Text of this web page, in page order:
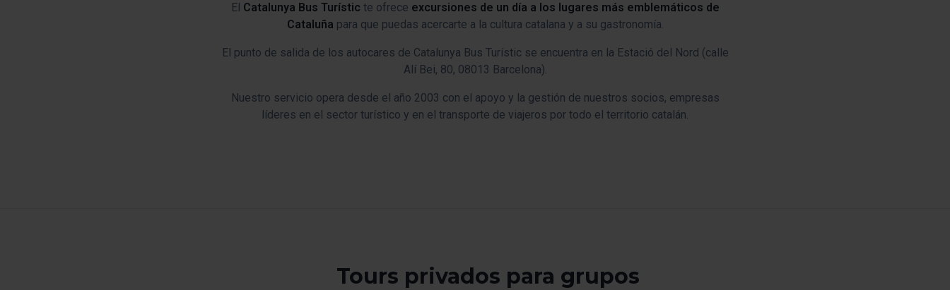
El Catalunya Bus Turístic te ofrece excursiones de un día a los lugares más emblemáticos de
Cataluña para que puedas acercarte a la cultura catalana y a su gastronomía.
El punto de salida de los autocares de Catalunya Bus Turístic se encuentra en la Estació del Nord (calle
Alí Bei, 80, 08013 Barcelona).
Nuestro servicio opera desde el año 2003 con el apoyo y la gestión de nuestros socios, empresas
líderes en el sector turístico y en el transporte de viajeros por todo el territorio catalán.
Tours privados para grupos